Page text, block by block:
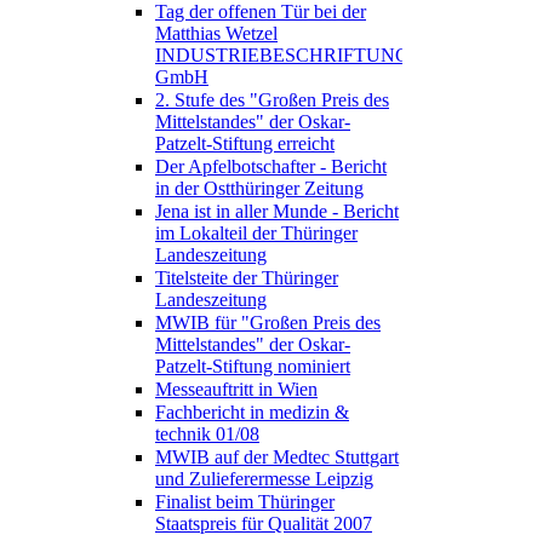
Tag der offenen Tür bei der
Matthias Wetzel
INDUSTRIEBESCHRIFTUNGEN
GmbH
2. Stufe des "Großen Preis des
Mittelstandes" der Oskar-
Patzelt-Stiftung erreicht
Der Apfelbotschafter - Bericht
in der Ostthüringer Zeitung
Jena ist in aller Munde - Bericht
im Lokalteil der Thüringer
Landeszeitung
Titelsteite der Thüringer
Landeszeitung
MWIB für "Großen Preis des
Mittelstandes" der Oskar-
Patzelt-Stiftung nominiert
Messeauftritt in Wien
Fachbericht in medizin &
technik 01/08
MWIB auf der Medtec Stuttgart
und Zulieferermesse Leipzig
Finalist beim Thüringer
Staatspreis für Qualität 2007